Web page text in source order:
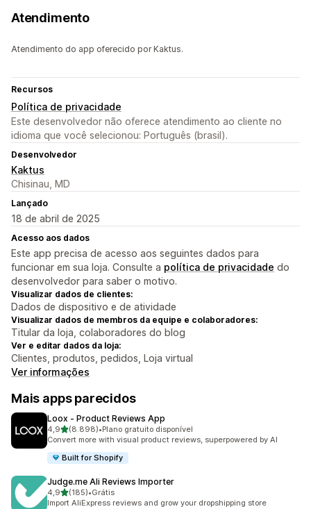
Atendimento
Atendimento do app oferecido por Kaktus.
Recursos
Política de privacidade
Este desenvolvedor não oferece atendimento ao cliente no
idioma que você selecionou: Português (brasil).
Desenvolvedor
Kaktus
Chisinau, MD
Lançado
18 de abril de 2025
Acesso aos dados
Este app precisa de acesso aos seguintes dados para
funcionar em sua loja. Consulte a política de privacidade do
desenvolvedor para saber o motivo.
Visualizar dados de clientes:
Dados de dispositivo e de atividade
Visualizar dados de membros da equipe e colaboradores:
Titular da loja, colaboradores do blog
Ver e editar dados da loja:
Clientes, produtos, pedidos, Loja virtual
Ver informações
Mais apps parecidos
Loox ‑ Product Reviews App
4,9de 5 estrelas
(8.898)
8898 avaliações ao todo
•Plano gratuito disponível
Convert more with visual product reviews, superpowered by AI
Built for Shopify
Judge.me Ali Reviews Importer
4,9de 5 estrelas
(185)
185 avaliações ao todo
•Grátis
Import AliExpress reviews and grow your dropshipping store